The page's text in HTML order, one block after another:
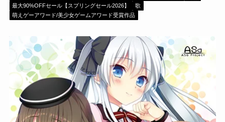
最大90%OFFセール【スプリングセール2026】
歌
萌えゲーアワード/美少女ゲームアワード受賞作品